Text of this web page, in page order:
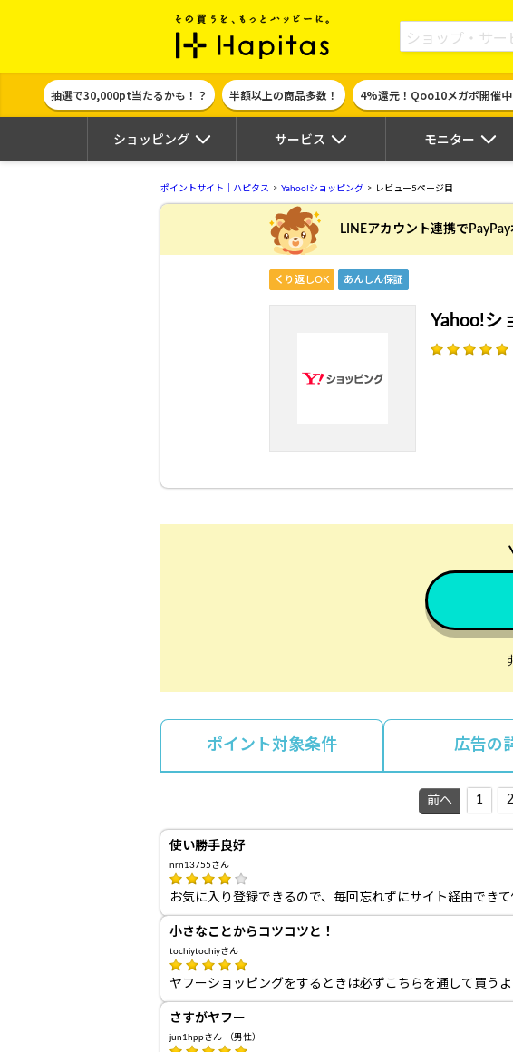
ポイント貯めて現金やギフト券に交
抽選で30,000pt当たるかも！？ 半額以上の商品多数！ 4%還元！Qoo10メガポ開催中
ショッピング サービス モニター
ポイントサイト｜ハピタス Yahoo!ショッピング レビュー5ページ目
LINEアカウント連携で
くり返しOK あんしん保証
Yahoo!シ
ポイント対象条件 広告の
前へ 1 2
使い勝手良好
nrn13755さん
お気に入り登録できるので、毎回忘れずにサイト経由でき
小さなことからコツコツと！
tochiytochiyさん
ヤフーショッピングをするときは必ずこちらを通して買うよ
さすがヤフー
jun1hppさん （男性）